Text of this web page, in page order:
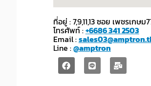
ที่อยู่ : 7,9,11,13 ซอย เพชรเก
โทรศัพท์ :+6686 341 2503
Email :
Line :@amptron